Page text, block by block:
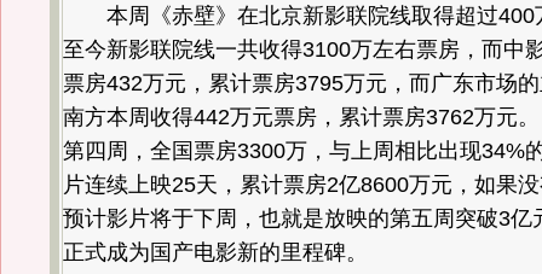
本周《赤壁》在北京新影联院线取得超过400
至今新影联院线一共收得3100万左右票房，而中
票房432万元，累计票房3795万元，而广东市场
南方本周收得442万元票房，累计票房3762万元
第四周，全国票房3300万，与上周相比出现34%
片连续上映25天，累计票房2亿8600万元，如果
预计影片将于下周，也就是放映的第五周突破3亿
正式成为国产电影新的里程碑。